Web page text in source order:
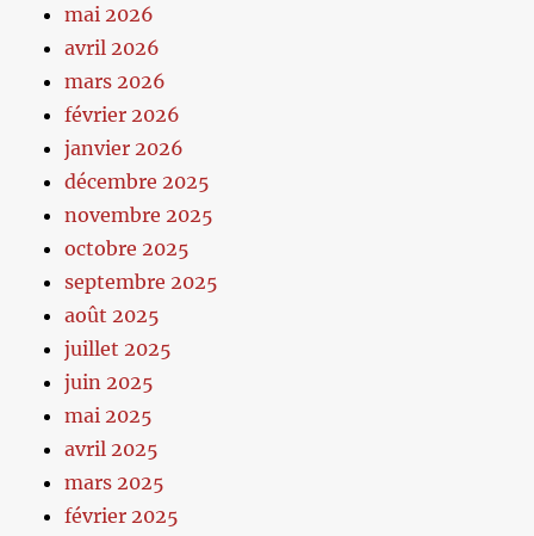
mai 2026
avril 2026
mars 2026
février 2026
janvier 2026
décembre 2025
novembre 2025
octobre 2025
septembre 2025
août 2025
juillet 2025
juin 2025
mai 2025
avril 2025
mars 2025
février 2025